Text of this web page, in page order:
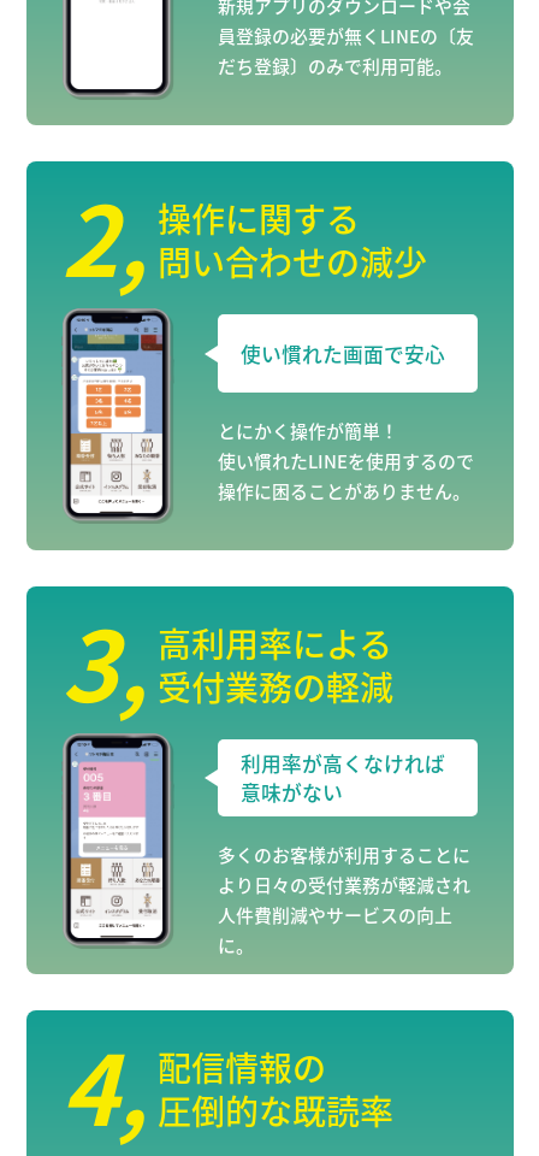
新規アプリのダウンロードや会
員登録の必要が無くLINEの〔友
だち登録〕のみで利用可能。
2, 操作に関する
問い合わせの減少
使い慣れた画面で安心
とにかく操作が簡単！
使い慣れたLINEを使用するので
操作に困ることがありません。
3, 高利用率による
受付業務の軽減
利用率が高くなければ
意味がない
多くのお客様が利用することに
より日々の受付業務が軽減され
人件費削減やサービスの向上
に。
4, 配信情報の
圧倒的な既読率